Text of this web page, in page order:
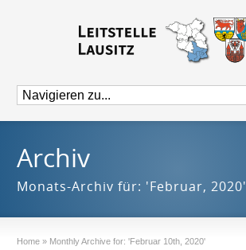
Archiv
Monats-Archiv für: 'Februar, 2020'
Home » Monthly Archive for: 'Februar 10th, 2020'